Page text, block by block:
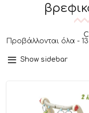
Προβάλλονται όλα -
Show sidebar